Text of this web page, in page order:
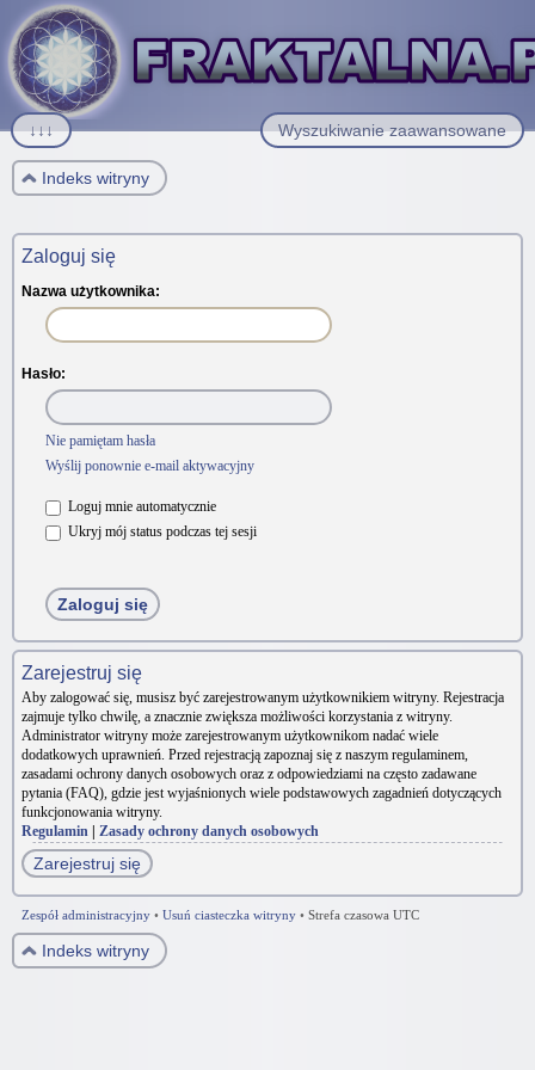
Wyszukiwanie zaawansowane
↓↓↓
Indeks witryny
Zaloguj się
Nazwa użytkownika:
Hasło:
Nie pamiętam hasła
Wyślij ponownie e-mail aktywacyjny
Loguj mnie automatycznie
Ukryj mój status podczas tej sesji
Zarejestruj się
Aby zalogować się, musisz być zarejestrowanym użytkownikiem witryny. Rejestracja
zajmuje tylko chwilę, a znacznie zwiększa możliwości korzystania z witryny.
Administrator witryny może zarejestrowanym użytkownikom nadać wiele
dodatkowych uprawnień. Przed rejestracją zapoznaj się z naszym regulaminem,
zasadami ochrony danych osobowych oraz z odpowiedziami na często zadawane
pytania (FAQ), gdzie jest wyjaśnionych wiele podstawowych zagadnień dotyczących
funkcjonowania witryny.
Regulamin
Zasady ochrony danych osobowych
Zarejestruj się
Zespół administracyjny • Usuń ciasteczka witryny • Strefa czasowa UTC
Indeks witryny